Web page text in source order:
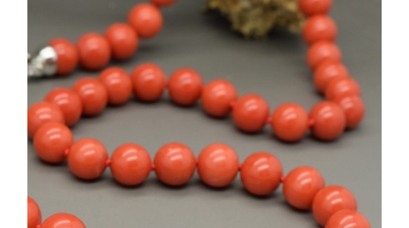
AGGIUNGI AL CARRELLO / DETTAGLI